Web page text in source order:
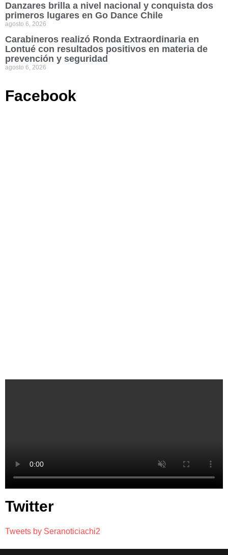
Danzares brilla a nivel nacional y conquista dos
primeros lugares en Go Dance Chile
agosto 6, 2026
Carabineros realizó Ronda Extraordinaria en
Lontué con resultados positivos en materia de
prevención y seguridad
agosto 6, 2026
Facebook
Twitter
Tweets by Seranoticiachi2